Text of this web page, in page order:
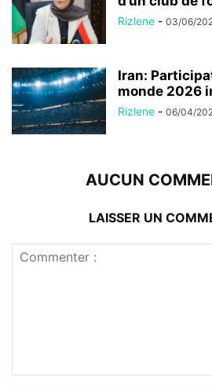
Rizlene - 03/06/
Iran:
monde 2026
Rizlene - 06/04/
AUCUN
LAISSER UN